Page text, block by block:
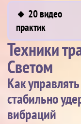
🔸 20 видео
практик
Техники
Светом
Как
стабильно
вибраций